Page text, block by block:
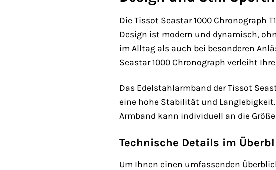
Die Tissot Seastar 1000 Chronograph
Design ist modern und dynamisch,
im Alltag als auch bei besonderen
Seastar 1000 Chronograph verleiht
Das Edelstahlarmband der Tissot
eine hohe Stabilität und
Armband kann individuell an die
Technische Details im
Um Ihnen einen umfassenden